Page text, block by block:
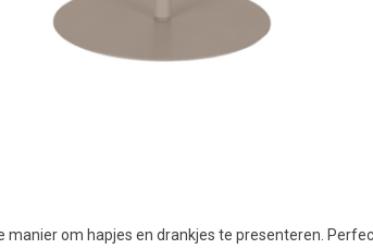
manier om hapjes en drankjes te presenteren.